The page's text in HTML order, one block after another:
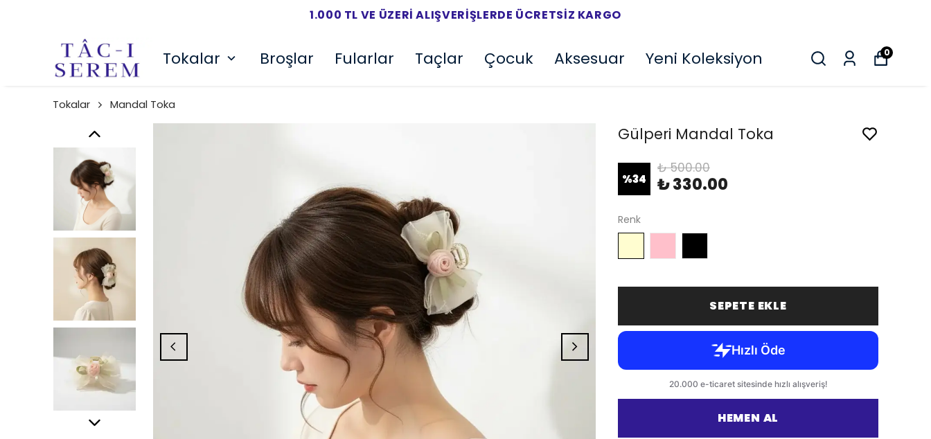
1.000 TL VE ÜZERI ALIŞVERIŞLERDE ÜCRETSIZ KARGO
Tokalar Broşlar Fularlar Taçlar Çocuk Aksesuar Yeni Koleksiyon 0
Tokalar Mandal Toka
Gülperi Mandal Toka
%34
₺ 500.00
₺ 330.00
Renk
SEPETE EKLE
HEMEN AL